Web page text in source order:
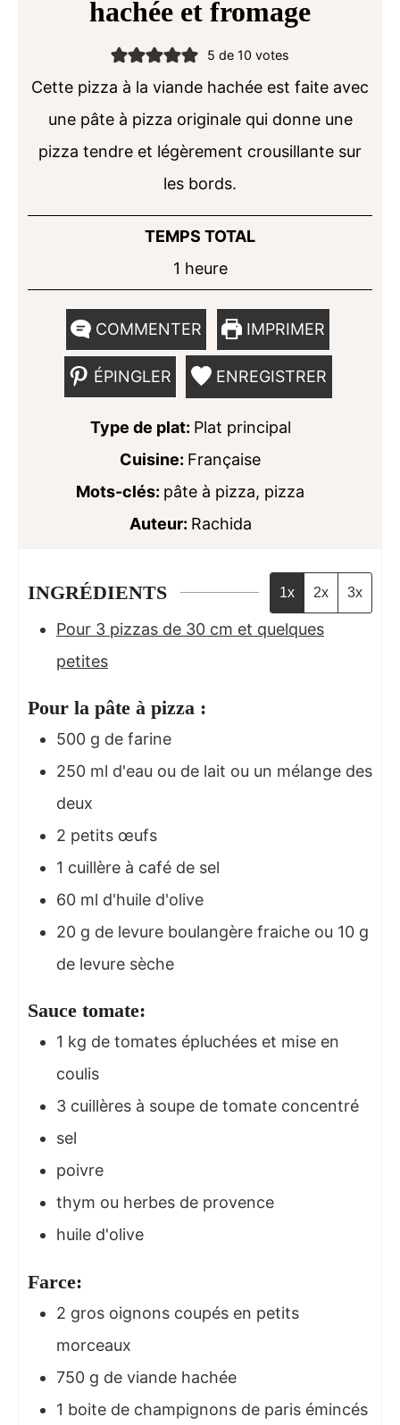
hachée et fromage
5 de10 votes
Cette pizza à la viande hachée est faite avec
une pâte à pizza originale qui donne une
pizza tendre et légèrement crousillante sur
les bords.
TEMPS TOTAL
1 heure
heure
COMMENTER IMPRIMER
ÉPINGLER ENREGISTRER
Type de plat: Plat principal
Cuisine: Française
Mots-clés: pâte à pizza, pizza
Auteur: Rachida
INGRÉDIENTS 1x 2x 3x
Pour 3 pizzas de 30 cm et quelques
petites
Pour la pâte à pizza :
500 g de farine
250 ml d'eau ou de lait ou un mélange des
deux
2 petits œufs
1 cuillère à café de sel
60 ml d'huile d'olive
20 g de levure boulangère fraiche ou 10 g
de levure sèche
Sauce tomate:
1 kg de tomates épluchées et mise en
coulis
3 cuillères à soupe de tomate concentré
sel
poivre
thym ou herbes de provence
huile d'olive
Farce:
2 gros oignons coupés en petits
morceaux
750 g de viande hachée
1 boite de champignons de paris émincés